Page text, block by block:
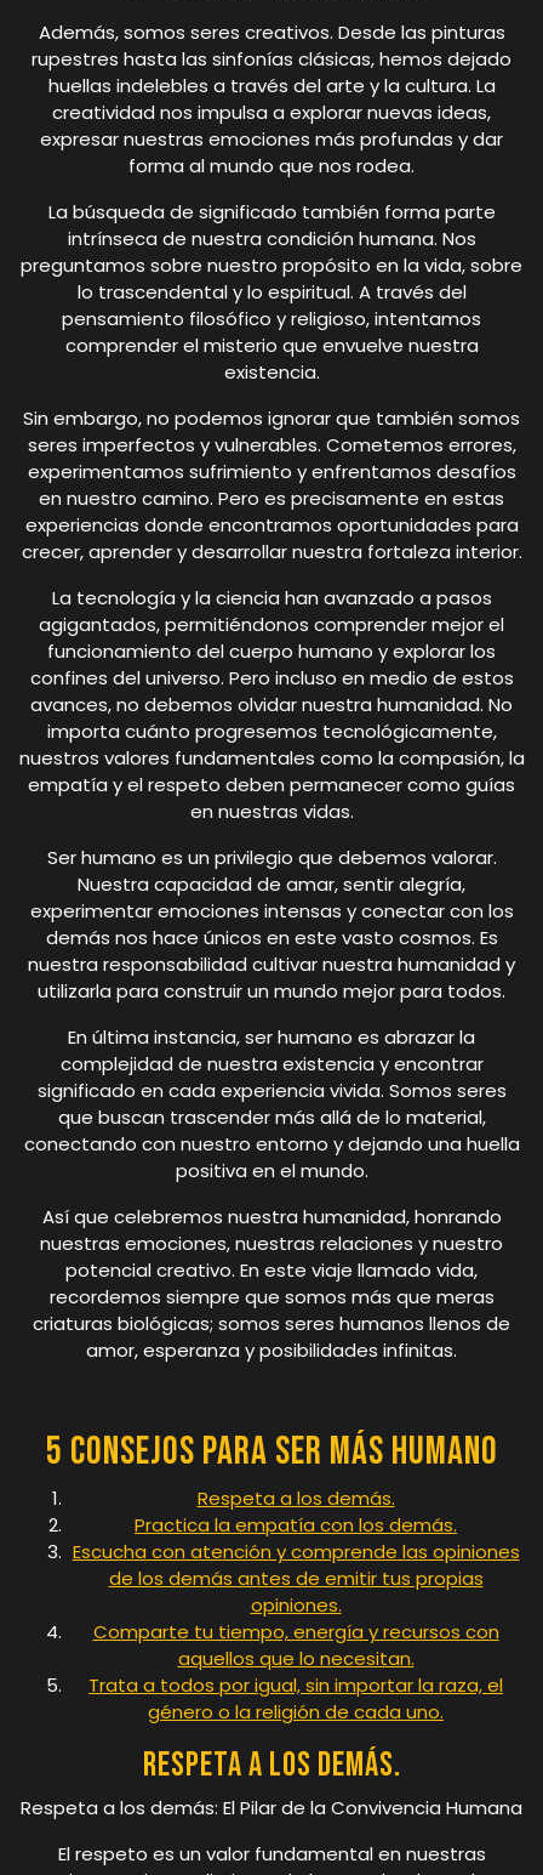
Además, somos seres creativos. Desde las pinturas
rupestres hasta las sinfonías clásicas, hemos dejado
huellas indelebles a través del arte y la cultura. La
creatividad nos impulsa a explorar nuevas ideas,
expresar nuestras emociones más profundas y dar
forma al mundo que nos rodea.
La búsqueda de significado también forma parte
intrínseca de nuestra condición humana. Nos
preguntamos sobre nuestro propósito en la vida, sobre
lo trascendental y lo espiritual. A través del
pensamiento filosófico y religioso, intentamos
comprender el misterio que envuelve nuestra
existencia.
Sin embargo, no podemos ignorar que también somos
seres imperfectos y vulnerables. Cometemos errores,
experimentamos sufrimiento y enfrentamos desafíos
en nuestro camino. Pero es precisamente en estas
experiencias donde encontramos oportunidades para
crecer, aprender y desarrollar nuestra fortaleza interior.
La tecnología y la ciencia han avanzado a pasos
agigantados, permitiéndonos comprender mejor el
funcionamiento del cuerpo humano y explorar los
confines del universo. Pero incluso en medio de estos
avances, no debemos olvidar nuestra humanidad. No
importa cuánto progresemos tecnológicamente,
nuestros valores fundamentales como la compasión, la
empatía y el respeto deben permanecer como guías
en nuestras vidas.
Ser humano es un privilegio que debemos valorar.
Nuestra capacidad de amar, sentir alegría,
experimentar emociones intensas y conectar con los
demás nos hace únicos en este vasto cosmos. Es
nuestra responsabilidad cultivar nuestra humanidad y
utilizarla para construir un mundo mejor para todos.
En última instancia, ser humano es abrazar la
complejidad de nuestra existencia y encontrar
significado en cada experiencia vivida. Somos seres
que buscan trascender más allá de lo material,
conectando con nuestro entorno y dejando una huella
positiva en el mundo.
Así que celebremos nuestra humanidad, honrando
nuestras emociones, nuestras relaciones y nuestro
potencial creativo. En este viaje llamado vida,
recordemos siempre que somos más que meras
criaturas biológicas; somos seres humanos llenos de
amor, esperanza y posibilidades infinitas.
5 consejos para ser más humano
Respeta a los demás.
Practica la empatía con los demás.
Escucha con atención y comprende las opiniones
de los demás antes de emitir tus propias
opiniones.
Comparte tu tiempo, energía y recursos con
aquellos que lo necesitan.
Trata a todos por igual, sin importar la raza, el
género o la religión de cada uno.
Respeta a los demás.
Respeta a los demás: El Pilar de la Convivencia Humana
El respeto es un valor fundamental en nuestras